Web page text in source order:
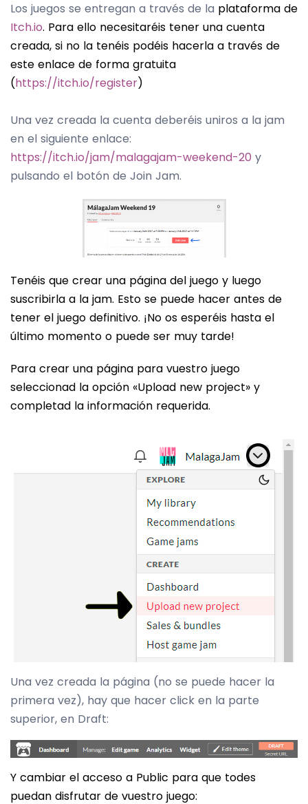
Los juegos se entregan a través de la plataforma de
Itch.io. Para ello necesitaréis tener una cuenta
creada, si no la tenéis podéis hacerla a través de
este enlace de forma gratuita
(https://itch.io/register)
Una vez creada la cuenta deberéis uniros a la jam
en el siguiente enlace:
https://itch.io/jam/malagajam-weekend-20 y
pulsando el botón de Join Jam.
Tenéis que crear una página del juego y luego
suscribirla a la jam. Esto se puede hacer antes de
tener el juego definitivo. ¡No os esperéis hasta el
último momento o puede ser muy tarde!
Para crear una página para vuestro juego
seleccionad la opción «Upload new project» y
completad la información requerida.
Una vez creada la página (no se puede hacer la
primera vez), hay que hacer click en la parte
superior, en Draft:
Y cambiar el acceso a Public para que todes
puedan disfrutar de vuestro juego: